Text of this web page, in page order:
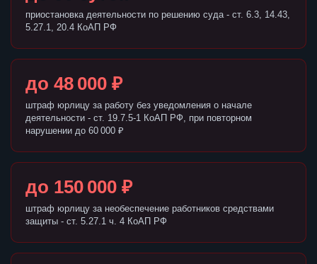
приостановка деятельности по решению суда - ст. 6.3, 14.43,
5.27.1, 20.4 КоАП РФ
до 48 000 ₽
штраф юрлицу за работу без уведомления о начале
деятельности - ст. 19.7.5-1 КоАП РФ, при повторном
нарушении до 60 000 ₽
до 150 000 ₽
штраф юрлицу за необеспечение работников средствами
защиты - ст. 5.27.1 ч. 4 КоАП РФ